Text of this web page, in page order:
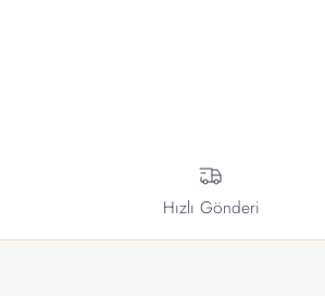
Hızlı Gönderi